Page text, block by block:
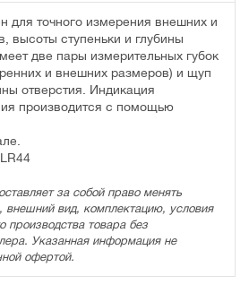
для точного измерения внешних и
высоты ступеньки и глубины
две пары измерительных губок
и внешних размеров) и щуп
отверстия. Индикация
производится с помощью
за собой право менять
внешний вид, комплектацию, условия
производства товара без
Указанная информация не
офертой.